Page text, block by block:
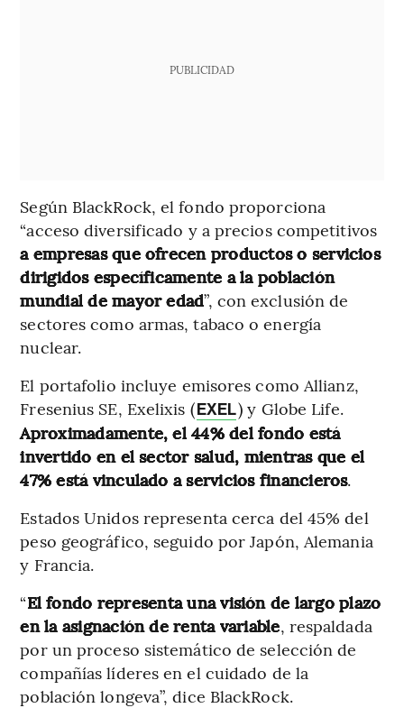
PUBLICIDAD
Según BlackRock, el fondo proporciona
“acceso diversificado y a precios competitivos
a empresas que ofrecen productos o servicios
dirigidos específicamente a la población
mundial de mayor edad”, con exclusión de
sectores como armas, tabaco o energía
nuclear.
El portafolio incluye emisores como Allianz,
Fresenius SE, Exelixis (EXEL) y Globe Life.
Aproximadamente, el 44% del fondo está
invertido en el sector salud, mientras que el
47% está vinculado a servicios financieros.
Estados Unidos representa cerca del 45% del
peso geográfico, seguido por Japón, Alemania
y Francia.
“El fondo representa una visión de largo plazo
en la asignación de renta variable, respaldada
por un proceso sistemático de selección de
compañías líderes en el cuidado de la
población longeva”, dice BlackRock.